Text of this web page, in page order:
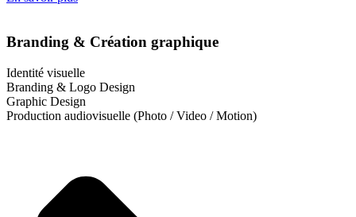
Branding & Création graphique
Identité visuelle
Branding & Logo Design
Graphic Design
Production audiovisuelle (Photo / Video / Motion)